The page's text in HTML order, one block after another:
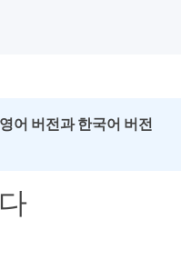
어 버전과 한국어 버전